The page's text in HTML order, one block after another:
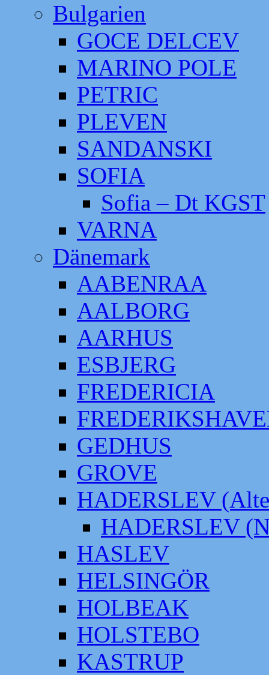
Bulgarien
GOCE DELCEV
MARINO POLE
PETRIC
PLEVEN
SANDANSKI
SOFIA
Sofia – Dt KGST
VARNA
Dänemark
AABENRAA
AALBORG
AARHUS
ESBJERG
FREDERICIA
GEDHUS
GROVE
HADERSLEV
HADERSLEV
HASLEV
HELSINGÖR
HOLBEAK
HOLSTEBO
KASTRUP